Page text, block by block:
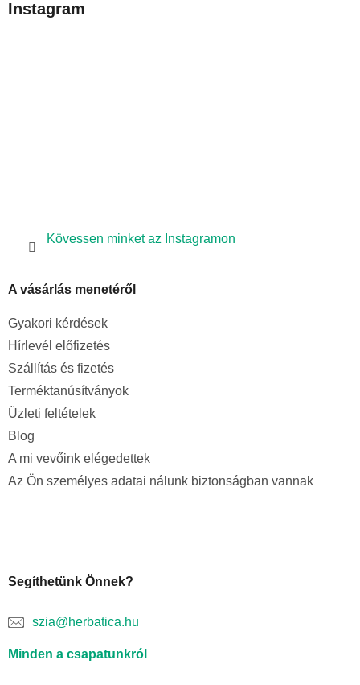
Instagram
Kövessen minket az Instagramon
A vásárlás menetéről
Gyakori kérdések
Hírlevél előfizetés
Szállítás és fizetés
Terméktanúsítványok
Üzleti feltételek
Blog
A mi vevőink elégedettek
Az Ön személyes adatai nálunk biztonságban vannak
Segíthetünk Önnek?
szia@herbatica.hu
Minden a csapatunkról